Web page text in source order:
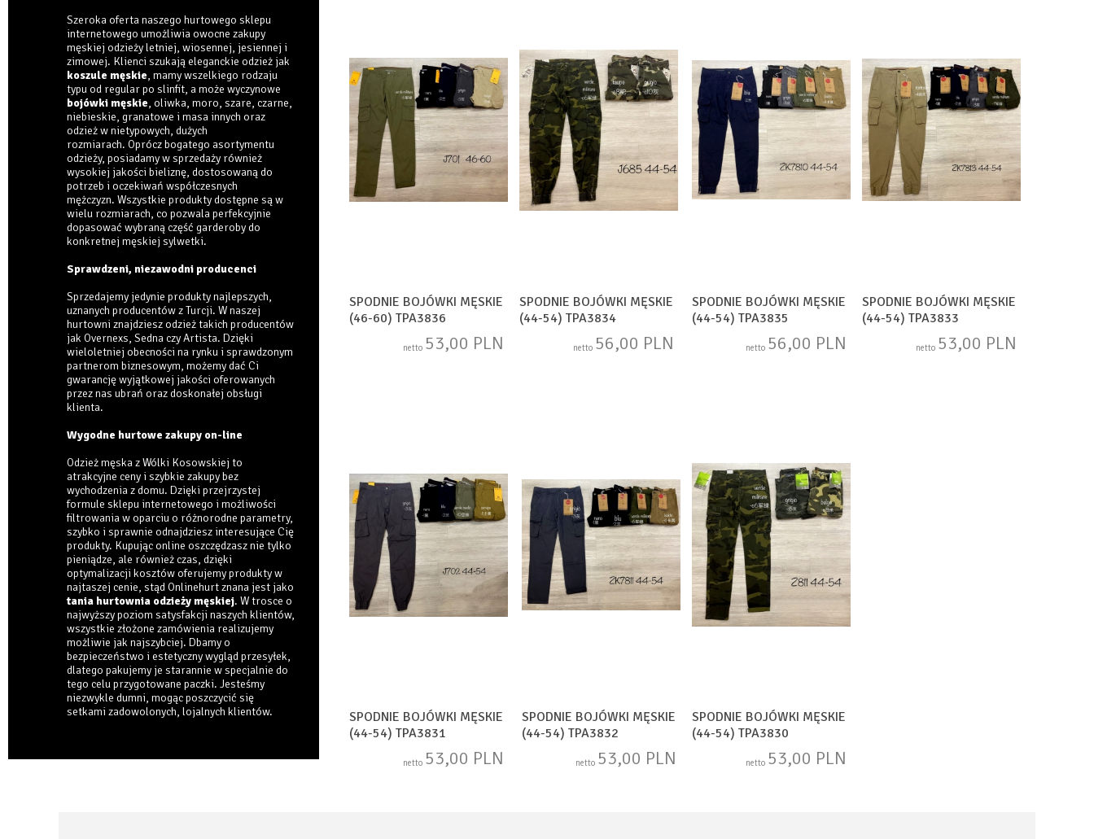
Szeroka oferta naszego hurtowego sklepu
internetowego umożliwia owocne zakupy
męskiej odzieży letniej, wiosennej, jesiennej i
zimowej. Klienci szukają eleganckie odzież jak
koszule męskie, mamy wszelkiego rodzaju
typu od regular po slinfit, a może wyczynowe
bojówki męskie, oliwka, moro, szare, czarne,
niebieskie, granatowe i masa innych oraz
odzież w nietypowych, dużych
rozmiarach. Oprócz bogatego asortymentu
odzieży, posiadamy w sprzedaży również
wysokiej jakości bieliznę, dostosowaną do
potrzeb i oczekiwań współczesnych
mężczyzn. Wszystkie produkty dostępne są w
wielu rozmiarach, co pozwala perfekcyjnie
dopasować wybraną część garderoby do
konkretnej męskiej sylwetki.
Sprawdzeni, niezawodni producenci
Sprzedajemy jedynie produkty najlepszych,
uznanych producentów z Turcji. W naszej
hurtowni znajdziesz odzież takich producentów
jak Overnexs, Sedna czy Artista. Dzięki
wieloletniej obecności na rynku i sprawdzonym
partnerom biznesowym, możemy dać Ci
gwarancję wyjątkowej jakości oferowanych
przez nas ubrań oraz doskonałej obsługi
klienta.
Wygodne hurtowe zakupy on-line
Odzież męska z Wólki Kosowskiej to
atrakcyjne ceny i szybkie zakupy bez
wychodzenia z domu. Dzięki przejrzystej
formule sklepu internetowego i możliwości
filtrowania w oparciu o różnorodne parametry,
szybko i sprawnie odnajdziesz interesujące Cię
produkty. Kupując online oszczędzasz nie tylko
pieniądze, ale również czas, dzięki
optymalizacji kosztów oferujemy produkty w
najtaszej cenie, stąd Onlinehurt znana jest jako
tania hurtownia odzieży męskiej. W trosce o
najwyższy poziom satysfakcji naszych klientów,
wszystkie złożone zamówienia realizujemy
możliwie jak najszybciej. Dbamy o
bezpieczeństwo i estetyczny wygląd przesyłek,
dlatego pakujemy je starannie w specjalnie do
tego celu przygotowane paczki. Jesteśmy
niezwykle dumni, mogąc poszczycić się
setkami zadowolonych, lojalnych klientów.
SPODNIE BOJÓWKI MĘSKIE
(46-60) TPA3836
netto 53,00 PLN
SPODNIE BOJÓWKI MĘSKIE
(44-54) TPA3834
netto 56,00 PLN
SPODNIE BOJÓWKI MĘSKIE
(44-54) TPA3835
netto 56,00 PLN
SPODNIE BOJÓWKI MĘSKIE
(44-54) TPA3833
netto 53,00 PLN
SPODNIE BOJÓWKI MĘSKIE
(44-54) TPA3831
netto 53,00 PLN
SPODNIE BOJÓWKI MĘSKIE
(44-54) TPA3832
netto 53,00 PLN
SPODNIE BOJÓWKI MĘSKIE
(44-54) TPA3830
netto 53,00 PLN